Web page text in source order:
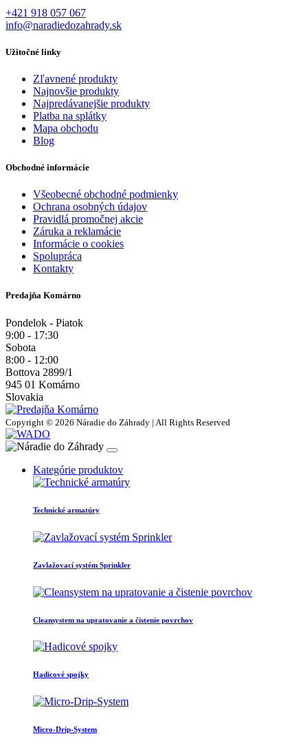
+421 918 057 067
info@naradiedozahrady.sk
Užitočné linky
Zľavnené produkty
Najnovšie produkty
Najpredávanejšie produkty
Platba na splátky
Mapa obchodu
Blog
Obchodné informácie
Všeobecné obchodné podmienky
Ochrana osobných údajov
Pravidlá promočnej akcie
Záruka a reklamácie
Informácie o cookies
Spolupráca
Kontakty
Predajňa Komárno
Pondelok - Piatok
9:00 - 17:30
Sobota
8:00 - 12:00
Bottova 2899/1
945 01 Komárno
Slovakia
Copyright © 2026 Náradie do Záhrady | All Rights Reserved
Kategórie produktov
Technické armatúry
Zavlažovací systém Sprinkler
Cleansystem na upratovanie a čistenie povrchov
Hadicové spojky
Micro-Drip-System